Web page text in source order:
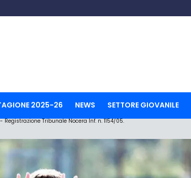
2025-26 NEWS SETTORE GIOVANILE
Tribunale Nocera Inf. n. 1154/05.